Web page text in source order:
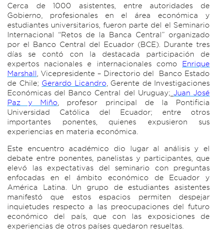
Cerca de 1000 asistentes, entre autoridades de
Gobierno, profesionales en el área económica y
estudiantes universitarios, fueron parte del el Seminario
Internacional “Retos de la Banca Central” organizado
por el Banco Central del Ecuador (BCE). Durante tres
días se contó con la destacada participación de
expertos nacionales e internacionales como Enrique
Marshall Vicepresidente – Directorio del Banco Estado
de Chile; Gerardo Licandro Gerente de Investigaciones
Económicas del Banco Central del Uruguay; Juan José
Paz y Miño
profesor principal de la Pontificia
Universidad Católica del Ecuador; entre otros
importantes ponentes, quienes expusieron sus
experiencias en materia económica.
Este encuentro académico dio lugar al análisis y el
debate entre ponentes, panelistas y participantes, que
elevó las expectativas del seminario con preguntas
enfocadas en el ámbito económico de Ecuador y
América Latina. Un grupo de estudiantes asistentes
manifestó que estos espacios permiten despejar
inquietudes respecto a las preocupaciones del futuro
económico del país, que con las exposiciones de
experiencias de otros países quedaron resueltas.